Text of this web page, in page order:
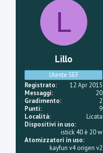
L
Lillo
Utente SEF
Registrato
12 Apr 2015
Messaggi
20
Gradimento
2
Punti
9
Località
Licata
Dispositivi in uso
istick 40 è 20 w
Atomizzatori in uso
kayfun v4 origen v2